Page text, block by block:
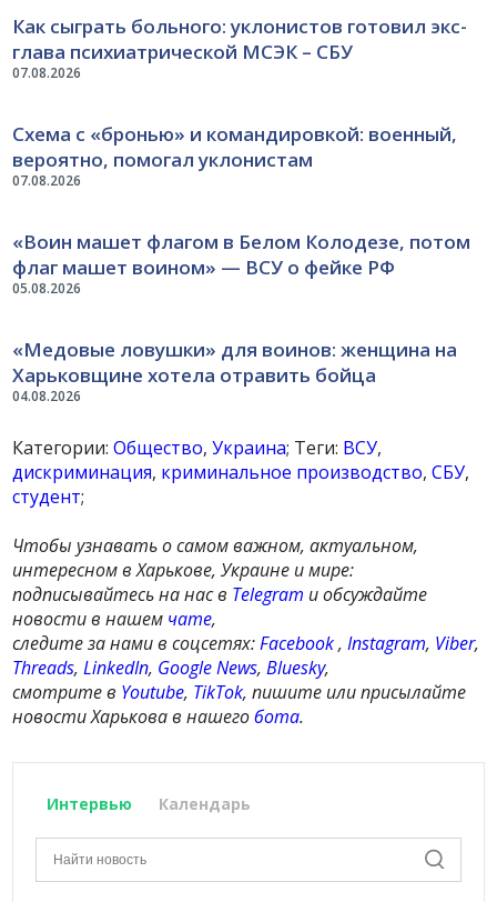
07.08.2026
Как сыграть больного: уклонистов готовил экс-
глава психиатрической МСЭК – СБУ
07.08.2026
Схема с «бронью» и командировкой: военный,
вероятно, помогал уклонистам
05.08.2026
«Воин машет флагом в Белом Колодезе, потом
флаг машет воином» — ВСУ о фейке РФ
04.08.2026
«Медовые ловушки» для воинов: женщина на
Харьковщине хотела отравить бойца
Категории:Общество,Украина; Теги: ВСУ,
дискриминация, криминальное производство,СБУ,
студент;
Чтобы узнавать о самом важном, актуальном,
интересном в Харькове, Украине и мире:
подписывайтесь на нас в Telegram и обсуждайте
новости в нашем чате,
следите за нами в соцсетях:Facebook,Instagram, Viber,
Threads,LinkedIn, Google News,Bluesky,
смотрите в Youtube, TikTok, пишите или присылайте
новости Харькова в нашегобота.
Интервью Календарь